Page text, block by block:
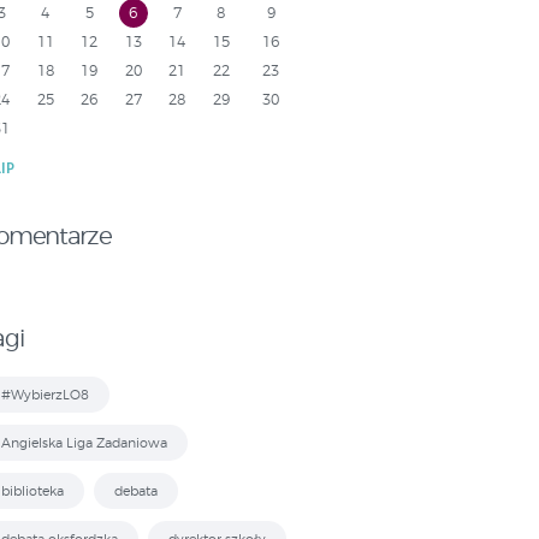
4 5 6 7 8
9
11 12 13 14 15
16
18 19 20 21 22
23
25 26 27 28 29
30
#WybierzLO8
Angielska Liga Zadaniowa
biblioteka debata